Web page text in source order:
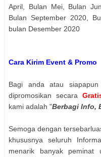
April, Bulan Mei, Bulan
Bulan September 2020,
bulan Desember 2020
Cara Kirim Event & Promo
Bagi anda atau
dipromosikan secara
kami adalah "Berbagi Info,
Semoga dengan
khususnya seluruh
menarik banyak peminat